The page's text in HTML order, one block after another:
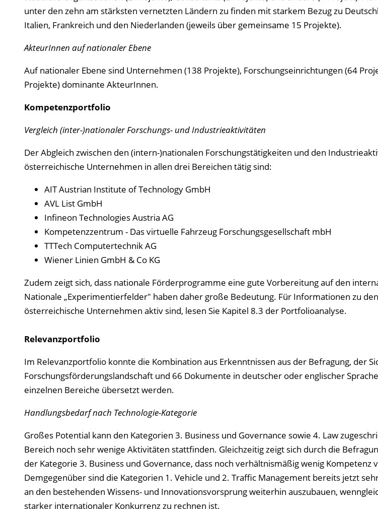
unter den zehn am stärksten vernetzten Ländern zu finden mit starkem Bezug zu
Italien, Frankreich und den Niederlanden (jeweils über gemeinsame 15 Projekte).
AkteurInnen auf nationaler Ebene
Auf nationaler Ebene sind Unternehmen (138 Projekte), Forschungseinrichtungen (64
Projekte) dominante AkteurInnen.
Kompetenzportfolio
Vergleich (inter-)nationaler Forschungs- und Industrieaktivitäten
Der Abgleich zwischen den (intern-)nationalen Forschungstätigkeiten und den
österreichische Unternehmen in allen drei Bereichen tätig sind:
AIT Austrian Institute of Technology GmbH
AVL List GmbH
Infineon Technologies Austria AG
Kompetenzzentrum - Das virtuelle Fahrzeug Forschungsgesellschaft mbH
TTTech Computertechnik AG
Wiener Linien GmbH & Co KG
Zudem zeigt sich, dass nationale Förderprogramme eine gute Vorbereitung auf den
Nationale „Experimentierfelder" haben daher große Bedeutung. Für Informationen zu
österreichische Unternehmen aktiv sind, lesen Sie Kapitel 8.3 der Portfolioanalyse.
Relevanzportfolio
Im Relevanzportfolio konnte die Kombination aus Erkenntnissen aus der Befragung, der
Forschungsförderungslandschaft und 66 Dokumente in deutscher oder englischer
einzelnen Bereiche übersetzt werden.
Handlungsbedarf nach Technologie-Kategorie
Großes Potential kann den Kategorien 3. Business und Governance sowie 4. Law
Bereich noch sehr wenige Aktivitäten stattfinden. Gleichzeitig zeigt sich durch die
der Kategorie 3. Business und Governance, dass noch verhältnismäßig wenig Kompetenz
Demgegenüber sind die Kategorien 1. Vehicle und 2. Traffic Management bereits jetzt
an den bestehenden Wissens- und Innovationsvorsprung weiterhin auszubauen,
starker internationaler Konkurrenz zu rechnen ist.